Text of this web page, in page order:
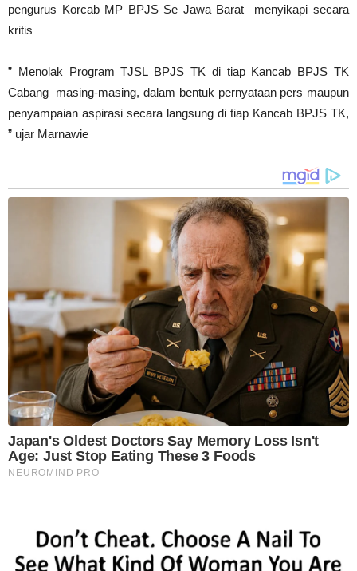
pengurus Korcab MP BPJS Se Jawa Barat menyikapi secara
kritis
” Menolak Program TJSL BPJS TK di tiap Kancab BPJS TK
Cabang masing-masing, dalam bentuk pernyataan pers maupun
penyampaian aspirasi secara langsung di tiap Kancab BPJS TK,
” ujar Marnawie